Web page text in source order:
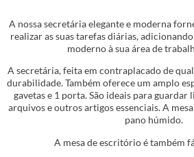
A nossa secretária elegante e moderna
realizar as suas tarefas diárias,
moderno à sua área de
A secretária, feita em contraplacado de
durabilidade. Também oferece um amplo
gavetas e 1 porta. São ideais para guardar
arquivos e outros artigos essenciais. A
pano húmido.
A mesa de escritório é também